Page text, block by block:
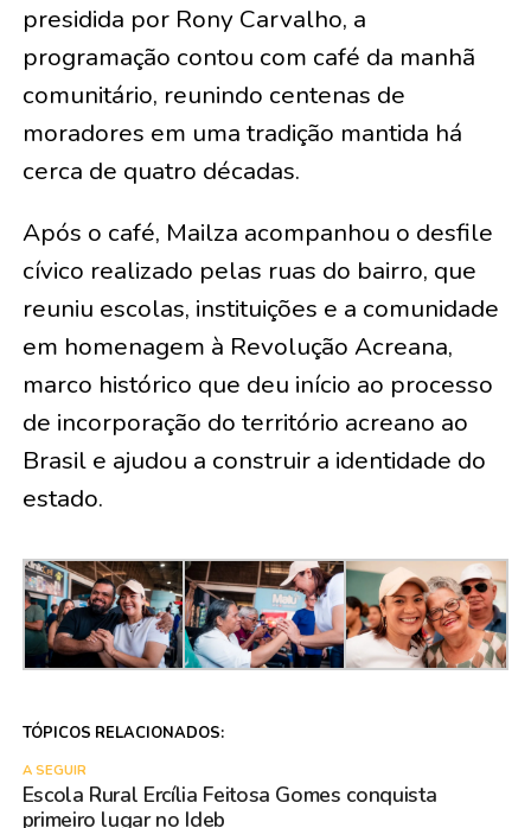
presidida por Rony Carvalho, a
programação contou com café da manhã
comunitário, reunindo centenas de
moradores em uma tradição mantida há
cerca de quatro décadas.
Após o café, Mailza acompanhou o desfile
cívico realizado pelas ruas do bairro, que
reuniu escolas, instituições e a comunidade
em homenagem à Revolução Acreana,
marco histórico que deu início ao processo
de incorporação do território acreano ao
Brasil e ajudou a construir a identidade do
estado.
TÓPICOS RELACIONADOS:
A SEGUIR
Escola Rural Ercília Feitosa Gomes conquista
primeiro lugar no Ideb